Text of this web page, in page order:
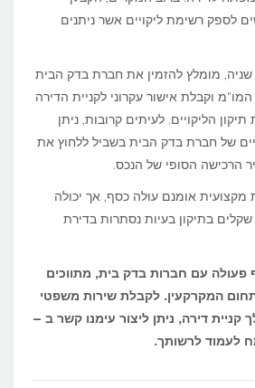
לספק רשימת ליקויים אשר ניתנים
מומלץ להזמין את חברת בדק הבית
וקבלת אישור עקרוני לקניית הדירה
הליקויים. לעיתים קרובות, ניתן
של חברת בדק הבית בשביל ללחוץ את
הרכישה הסופי של הנכס.
מקצועית אומנם עולה כסף, אך יכולה
בתיקון בעיות נסתרות בדירת
פעולה עם חברות בדק בית, מתווכים
המקרקעין. לקבלת שירות משפטי
קניית דירה, ניתן ליצור עימנו קשר ב –